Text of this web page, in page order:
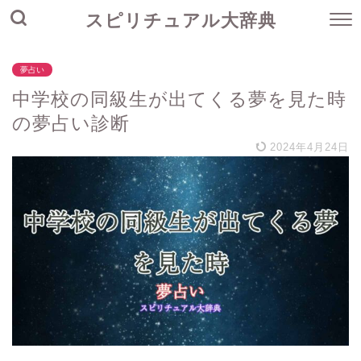
スピリチュアル大辞典
夢占い
中学校の同級生が出てくる夢を見た時
の夢占い診断
2024年4月24日